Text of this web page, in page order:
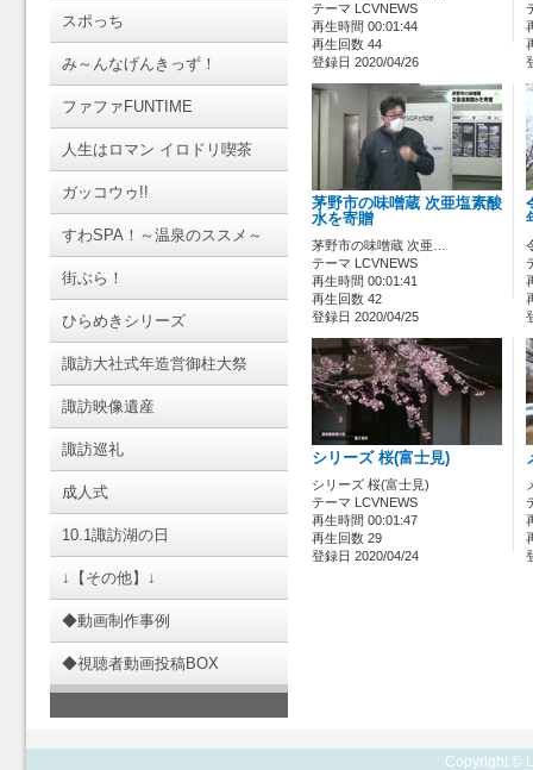
スポっち
み～んなげんきっず！
ファファFUNTIME
人生はロマン イロドリ喫茶
ガッコウゥ!!
すわSPA！～温泉のススメ～
街ぶら！
ひらめきシリーズ
諏訪大社式年造営御柱大祭
諏訪映像遺産
諏訪巡礼
成人式
10.1諏訪湖の日
↓【その他】↓
◆動画制作事例
◆視聴者動画投稿BOX
テーマ LCVNEWS
再生時間 00:01:44
再生回数 44
登録日 2020/04/26
茅野市の味噌蔵 次亜塩素酸
水を寄贈
茅野市の味噌蔵 次亜…
テーマ LCVNEWS
再生時間 00:01:41
再生回数 42
登録日 2020/04/25
シリーズ 桜(富士見)
シリーズ 桜(富士見)
テーマ LCVNEWS
再生時間 00:01:47
再生回数 29
登録日 2020/04/24
Copyright ©